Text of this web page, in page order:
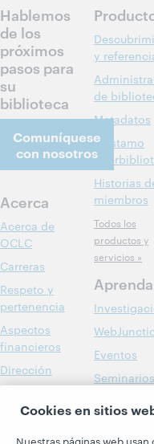
Hablemos
de los
próximos
pasos para
su
biblioteca
Comuníquese
con nosotros
Acerca
Acerca de
OCLC
Carreras
Respeto y
pertenencia
Aspectos
financieros
Dirección
Trust Center
y
de
Metadatos
Préstamo
Historias
miembros
Todos los
productos y
servicios »
Aprenda
Eventos
Seminarios
Cookies en sitios
Nuestras páginas web